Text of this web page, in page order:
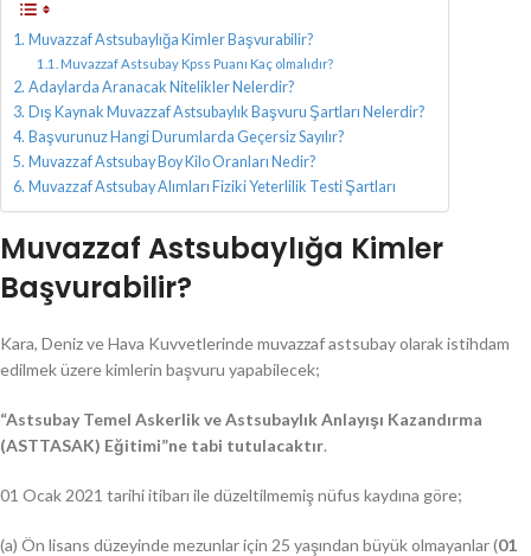
Muvazzaf Astsubaylığa Kimler Başvurabilir?
Muvazzaf Astsubay Kpss Puanı Kaç olmalıdır?
Adaylarda Aranacak Nitelikler Nelerdir?
Dış Kaynak Muvazzaf Astsubaylık Başvuru Şartları Nelerdir?
Başvurunuz Hangi Durumlarda Geçersiz Sayılır?
Muvazzaf Astsubay Boy Kilo Oranları Nedir?
Muvazzaf Astsubay Alımları Fiziki Yeterlilik Testi Şartları
Muvazzaf Astsubaylığa Kimler
Başvurabilir?
Kara, Deniz ve Hava Kuvvetlerinde muvazzaf astsubay olarak istihdam
edilmek üzere kimlerin başvuru yapabilecek;
“Astsubay Temel Askerlik ve Astsubaylık Anlayışı Kazandırma
(ASTTASAK) Eğitimi”ne tabi tutulacaktır.
01 Ocak 2021 tarihi itibarı ile düzeltilmemiş nüfus kaydına göre;
(a) Ön lisans düzeyinde mezunlar için 25 yaşından büyük olmayanlar (01